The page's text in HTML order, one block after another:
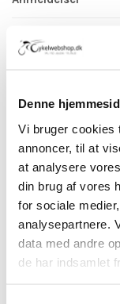
Denne
Vi bruger cookies
annoncer, til at
at analysere
din brug af vores
for sociale
analysepartnere.
data med andre
de har indsamlet
Relaterede
SCHWALBE
Schwalbe Racing